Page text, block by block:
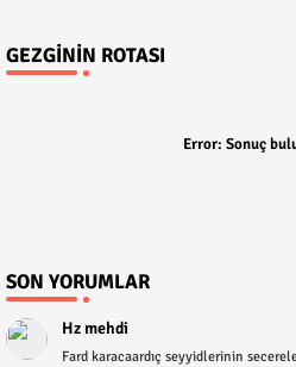
GEZGININ ROTASI
Error: Sonuç
SON YORUMLAR
Hz mehdi
Fard karacaardıç seyyidlerinin